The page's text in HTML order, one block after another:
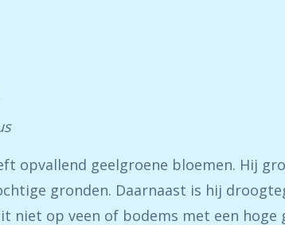
opvallend geelgroene bloemen. Hij
gronden. Daarnaast is hij
niet op veen of bodems met een hoge